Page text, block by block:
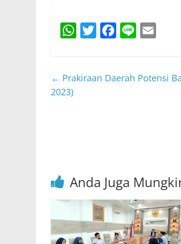
W
s
T
er
F
e
Li
l
← Prakiraan Daerah Potensi
2023)
Anda Juga